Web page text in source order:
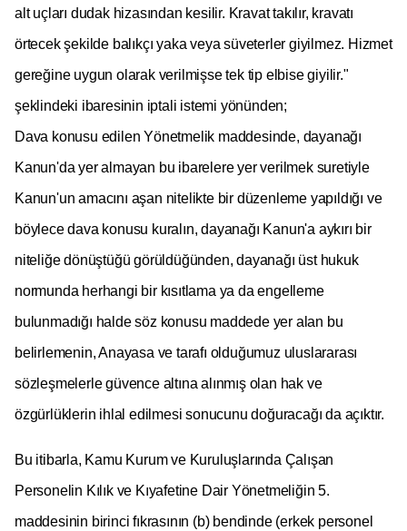
alt uçları dudak hizasından kesilir. Kravat takılır, kravatı
örtecek şekilde balıkçı yaka veya süveterler giyilmez. Hizmet
gereğine uygun olarak verilmişse tek tip elbise giyilir."
şeklindeki ibaresinin iptali istemi yönünden;
Dava konusu edilen Yönetmelik maddesinde, dayanağı
Kanun'da yer almayan bu ibarelere yer verilmek suretiyle
Kanun'un amacını aşan nitelikte bir düzenleme yapıldığı ve
böylece dava konusu kuralın, dayanağı Kanun'a aykırı bir
niteliğe dönüştüğü görüldüğünden, dayanağı üst hukuk
normunda herhangi bir kısıtlama ya da engelleme
bulunmadığı halde söz konusu maddede yer alan bu
belirlemenin, Anayasa ve tarafı olduğumuz uluslararası
sözleşmelerle güvence altına alınmış olan hak ve
özgürlüklerin ihlal edilmesi sonucunu doğuracağı da açıktır.
Bu itibarla, Kamu Kurum ve Kuruluşlarında Çalışan
Personelin Kılık ve Kıyafetine Dair Yönetmeliğin 5.
maddesinin birinci fıkrasının (b) bendinde (erkek personel